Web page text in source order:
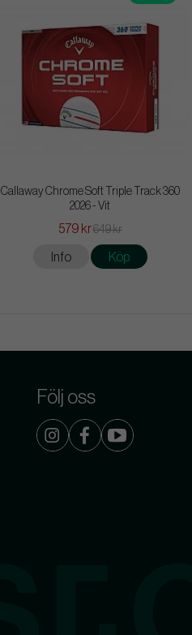
Callaway Chrome Soft Triple Track 360
2026 - Vit
579 kr649 kr
Info Köp
Följ oss